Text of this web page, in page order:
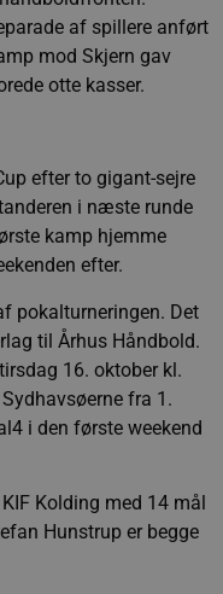
af spillere anført
mod Skjern gav
otte kasser.
efter to gigant-sejre
i næste runde
kamp hjemme
efter.
pokalturneringen. Det
til Århus Håndbold.
16. oktober kl.
fra 1.
i den første weekend
Kolding med 14 mål
Hunstrup er begge